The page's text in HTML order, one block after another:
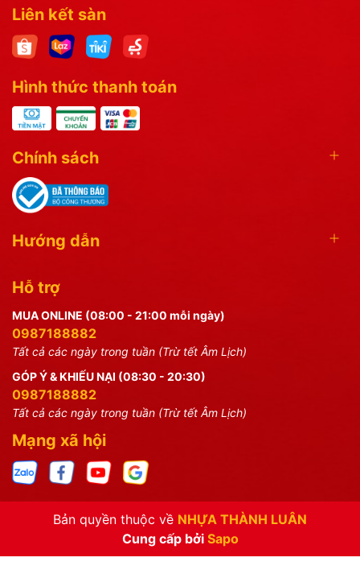
Liên kết sàn
Hình thức thanh toán
Chính sách
Hướng dẫn
Hỗ trợ
MUA ONLINE (08:00 - 21:00 mỗi ngày)
0987188882
Tất cả các ngày trong tuần (Trừ tết Âm Lịch)
GÓP Ý & KHIẾU NẠI (08:30 - 20:30)
0987188882
Tất cả các ngày trong tuần (Trừ tết Âm Lịch)
Mạng xã hội
Bản quyền thuộc về NHỰA THÀNH LUÂN
Cung cấp bởi Sapo